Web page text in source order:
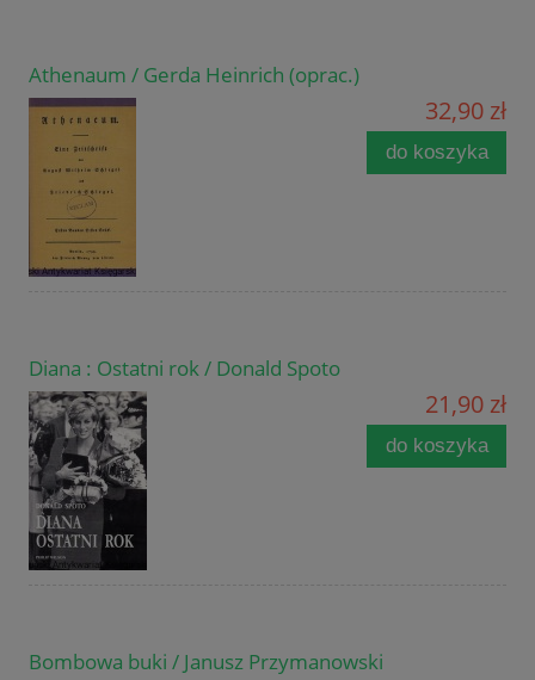
Athenaum / Gerda Heinrich (oprac.)
32,90 zł
do koszyka
Diana : Ostatni rok / Donald Spoto
21,90 zł
do koszyka
Bombowa buki / Janusz Przymanowski